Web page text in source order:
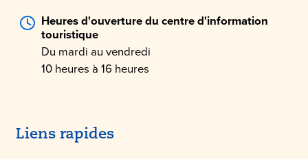
Heures d'ouverture du centre d'information
touristique
Du mardi au vendredi
10 heures à 16 heures
Liens rapides